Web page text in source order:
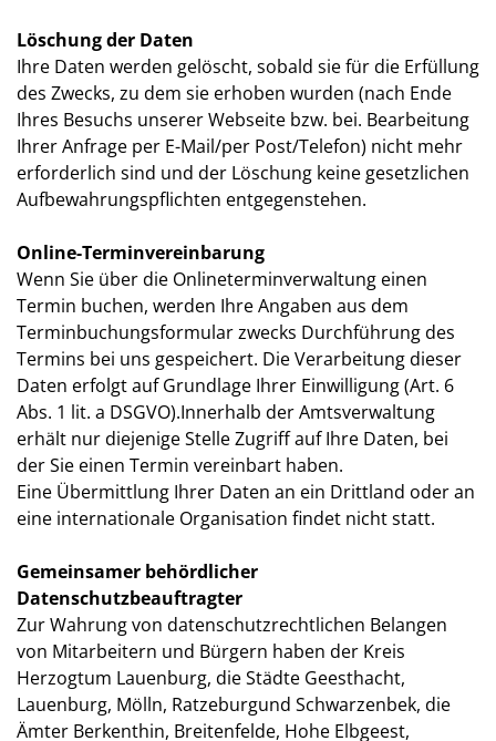
Löschung der Daten
Ihre Daten werden gelöscht, sobald sie für die Erfüllung
des Zwecks, zu dem sie erhoben wurden (nach Ende
Ihres Besuchs unserer Webseite bzw. bei. Bearbeitung
Ihrer Anfrage per E-Mail/per Post/Telefon) nicht mehr
erforderlich sind und der Löschung keine gesetzlichen
Aufbewahrungspflichten entgegenstehen.
Online-Terminvereinbarung
Wenn Sie über die Onlineterminverwaltung einen
Termin buchen, werden Ihre Angaben aus dem
Terminbuchungsformular zwecks Durchführung des
Termins bei uns gespeichert. Die Verarbeitung dieser
Daten erfolgt auf Grundlage Ihrer Einwilligung (Art. 6
Abs. 1 lit. a DSGVO).Innerhalb der Amtsverwaltung
erhält nur diejenige Stelle Zugriff auf Ihre Daten, bei
der Sie einen Termin vereinbart haben.
Eine Übermittlung Ihrer Daten an ein Drittland oder an
eine internationale Organisation findet nicht statt.
Gemeinsamer behördlicher
Datenschutzbeauftragter
Zur Wahrung von datenschutzrechtlichen Belangen
von Mitarbeitern und Bürgern haben der Kreis
Herzogtum Lauenburg, die Städte Geesthacht,
Lauenburg, Mölln, Ratzeburgund Schwarzenbek, die
Ämter Berkenthin, Breitenfelde, Hohe Elbgeest,